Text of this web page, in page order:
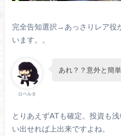
完全告知選択→あっさりレア役
います。。
ロベルタ
あれ？？意外と簡
とりあえずATも確定。投資も
い出せれば上出来ですよね。